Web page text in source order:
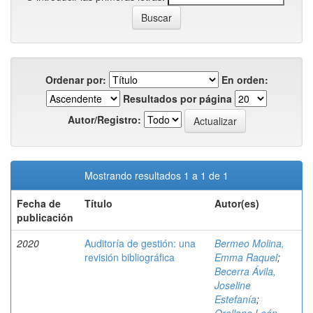
Ordenar por:
En orden:
Resultados por página
Autor/Registro:
Mostrando resultados 1 a 1 de 1
Fecha de
publicación
Título Autor(es)
2020
Auditoría de gestión: una
revisión bibliográfica
Bermeo Molina,
Emma Raquel;
Becerra Ávila,
Joseline
Estefanía;